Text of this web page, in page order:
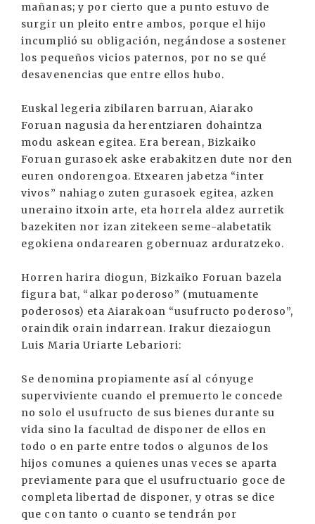
mañanas; y por cierto que a punto estuvo de
surgir un pleito entre ambos, porque el hijo
incumplió su obligación, negándose a sostener
los pequeños vicios paternos, por no se qué
desavenencias que entre ellos hubo.
Euskal legeria zibilaren barruan, Aiarako
Foruan nagusia da herentziaren dohaintza
modu askean egitea. Era berean, Bizkaiko
Foruan gurasoek aske erabakitzen dute nor den
euren ondorengoa. Etxearen jabetza “inter
vivos” nahiago zuten gurasoek egitea, azken
uneraino itxoin arte, eta horrela aldez aurretik
bazekiten nor izan zitekeen seme-alabetatik
egokiena ondarearen gobernuaz arduratzeko.
Horren harira diogun, Bizkaiko Foruan bazela
figura bat, “alkar poderoso” (mutuamente
poderosos) eta Aiarakoan “usufructo poderoso”,
oraindik orain indarrean. Irakur diezaiogun
Luis Maria Uriarte Lebariori:
Se denomina propiamente así al cónyuge
superviviente cuando el premuerto le concede
no solo el usufructo de sus bienes durante su
vida sino la facultad de disponer de ellos en
todo o en parte entre todos o algunos de los
hijos comunes a quienes unas veces se aparta
previamente para que el usufructuario goce de
completa libertad de disponer, y otras se dice
que con tanto o cuanto se tendrán por